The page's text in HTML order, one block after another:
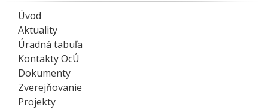
Úvod
Aktuality
Úradná tabuľa
Kontakty OcÚ
Dokumenty
Zverejňovanie
Projekty